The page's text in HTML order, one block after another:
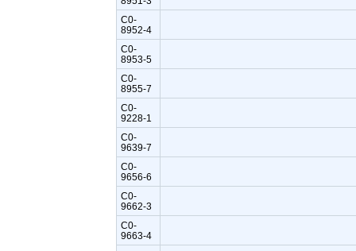
C0-
8952-4
C0-
8953-5
C0-
8955-7
C0-
9228-1
C0-
9639-7
C0-
9656-6
C0-
9662-3
C0-
9663-4